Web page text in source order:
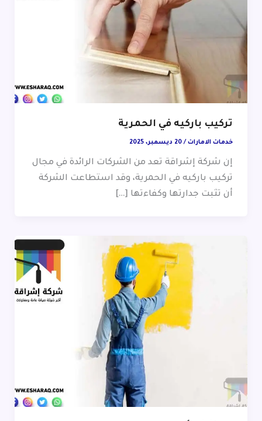
تركيب باركيه في الحمرية
خدمات الامارات/20 ديسمبر، 2025
إن شركة إشراقة تعد من الشركات الرائدة في مجال
تركيب باركيه في الحمرية، وقد استطاعت الشركة
أن تثبت جدارتها وكفاءتها […]